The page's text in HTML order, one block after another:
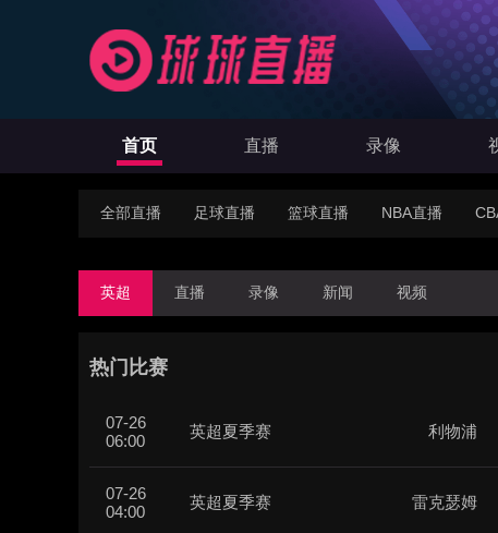
首页 直播 录像
全部直播 足球直播 篮球直播 NBA直播
英超 直播 录像 新闻 视频
热门比赛
07-26
06:00
英超夏季赛 利物浦
07-26
04:00
英超夏季赛 雷克瑟姆